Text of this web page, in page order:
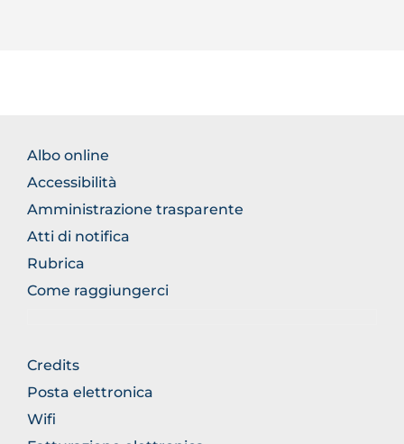
FOOTER
NORMATIVA
Albo online
Accessibilità
Amministrazione trasparente
Atti di notifica
Rubrica
Come raggiungerci
FOOTER
GENERICO
Credits
Posta elettronica
Wifi